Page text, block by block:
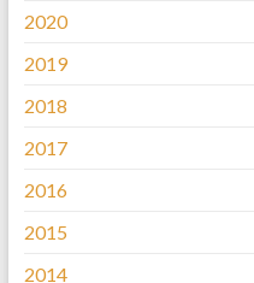
2020
2019
2018
2017
2016
2015
2014